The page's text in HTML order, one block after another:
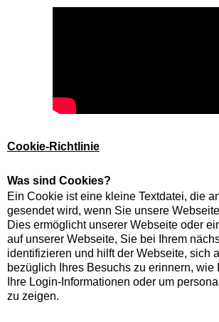
Cookie-Richtlinie
Was sind Cookies?
Ein Cookie ist eine kleine Textdatei, die
gesendet wird, wenn Sie unsere
Dies ermöglicht unserer Webseite oder
auf unserer Webseite, Sie bei Ihrem
identifizieren und hilft der Webseite, sich
bezüglich Ihres Besuchs zu erinnern, wie
Ihre Login-Informationen oder um
zu zeigen.